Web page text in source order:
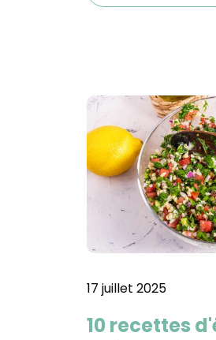
17 juillet 2025
10 recettes